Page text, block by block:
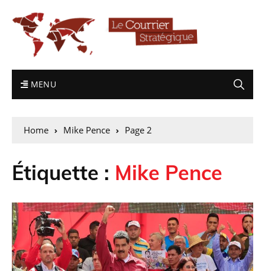
MENU
Home Mike Pence Page 2
Étiquette : Mike Pence